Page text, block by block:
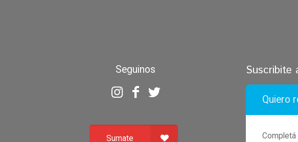
Seguinos
Sumate
Suscribite
Quiero